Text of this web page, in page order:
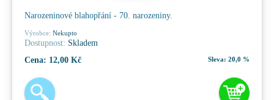
Narozeninové blahopřání - 70. narozeniny.
Výrobce: Nekupto
Dostupnost: Skladem
Cena: 12,00 Kč Sleva: 20,0 %